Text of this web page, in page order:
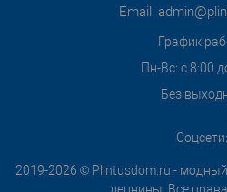
2019-2026 © Plintusdom.ru -
Email:
График
Пн-Вс: с 8:00
Без
Соцсети: